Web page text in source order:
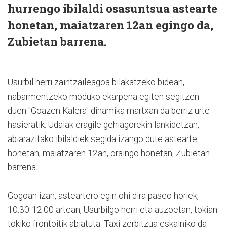
hurrengo ibilaldi osasuntsua astearte
honetan, maiatzaren 12an egingo da,
Zubietan barrena.
Usurbil herri zaintzaileagoa bilakatzeko bidean,
nabarmentzeko moduko ekarpena egiten segitzen
duen "Goazen Kalera" dinamika martxan da berriz urte
hasieratik. Udalak eragile gehiagorekin lankidetzan,
abiarazitako ibilaldiek segida izango dute astearte
honetan, maiatzaren 12an, oraingo honetan, Zubietan
barrena.
Gogoan izan, asteartero egin ohi dira paseo horiek,
10:30-12:00 artean, Usurbilgo herri eta auzoetan, tokian
tokiko frontoitik abiatuta. Taxi zerbitzua eskainiko da